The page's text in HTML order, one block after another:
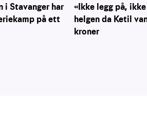
i Stavanger har
på ett
«Ikke legg på,
helgen da Ketil
kroner